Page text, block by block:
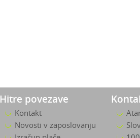
Hitre povezave
Kontakt
Novosti v zaposlovanju